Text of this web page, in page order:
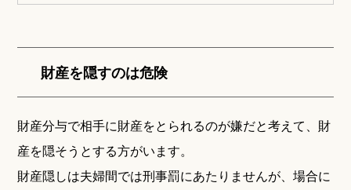
財産を隠すのは危険
財産分与で相手に財産をとられるのが嫌だと考えて、財
産を隠そうとする方がいます。
財産隠しは夫婦間では刑事罰にあたりませんが、場合に